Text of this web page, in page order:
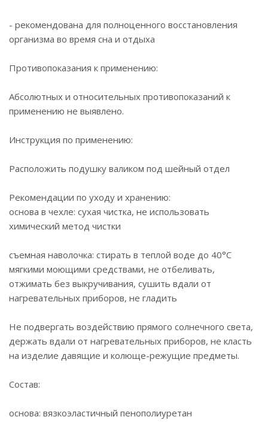
- рекомендована для полноценного восстановления
организма во время сна и отдыха
Противопоказания к применению:
Абсолютных и относительных противопоказаний к
применению не выявлено.
Инструкция по применению:
Расположить подушку валиком под шейный отдел
Рекомендации по уходу и хранению:
основа в чехле: сухая чистка, не использовать
химический метод чистки
съемная наволочка: стирать в теплой воде до 40°С
мягкими моющими средствами, не отбеливать,
отжимать без выкручивания, сушить вдали от
нагревательных приборов, не гладить
Не подвергать воздействию прямого солнечного света,
держать вдали от нагревательных приборов, не класть
на изделие давящие и колюще-режущие предметы.
Состав:
основа: вязкоэластичный пенополиуретан